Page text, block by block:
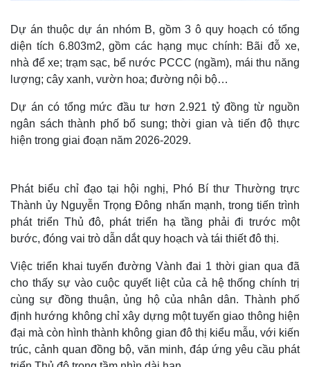
Dự án thuộc dự án nhóm B, gồm 3 ô quy hoạch có tổng
diện tích 6.803m2, gồm các hạng mục chính: Bãi đỗ xe,
nhà để xe; trạm sạc, bể nước PCCC (ngầm), mái thu năng
lượng; cây xanh, vườn hoa; đường nội bộ…
Dự án có tổng mức đầu tư hơn 2.921 tỷ đồng từ nguồn
ngân sách thành phố bổ sung; thời gian và tiến độ thực
hiện trong giai đoạn năm 2026-2029.
Phát biểu chỉ đạo tại hội nghị, Phó Bí thư Thường trực
Thành ủy Nguyễn Trọng Đông nhấn mạnh, trong tiến trình
phát triển Thủ đô, phát triển hạ tầng phải đi trước một
bước, đóng vai trò dẫn dắt quy hoạch và tái thiết đô thị.
Việc triển khai tuyến đường Vành đai 1 thời gian qua đã
cho thấy sự vào cuộc quyết liệt của cả hệ thống chính trị
cùng sự đồng thuận, ủng hộ của nhân dân. Thành phố
định hướng không chỉ xây dựng một tuyến giao thông hiện
đại mà còn hình thành không gian đô thị kiểu mẫu, với kiến
trúc, cảnh quan đồng bộ, văn minh, đáp ứng yêu cầu phát